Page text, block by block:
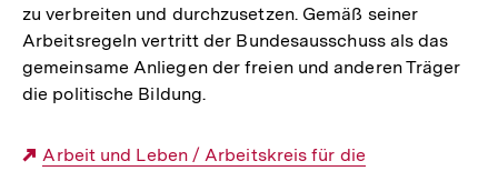
zu verbreiten und durchzusetzen. Gemäß seiner
Arbeitsregeln vertritt der Bundesausschuss als das
gemeinsame Anliegen der freien und anderen Träger
die politische Bildung.
Externer
Arbeit und Leben / Arbeitskreis für die